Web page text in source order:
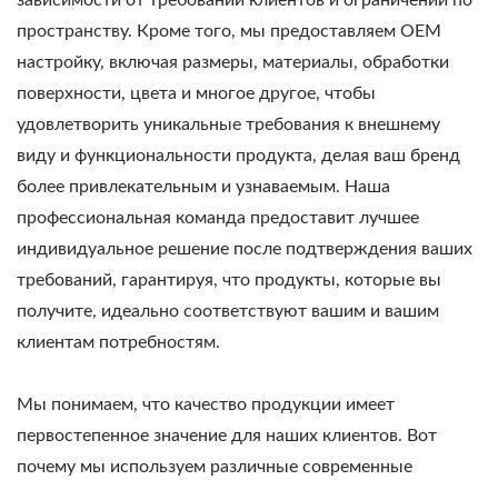
пространству. Кроме того, мы предоставляем OEM
настройку, включая размеры, материалы, обработки
поверхности, цвета и многое другое, чтобы
удовлетворить уникальные требования к внешнему
виду и функциональности продукта, делая ваш бренд
более привлекательным и узнаваемым. Наша
профессиональная команда предоставит лучшее
индивидуальное решение после подтверждения ваших
требований, гарантируя, что продукты, которые вы
получите, идеально соответствуют вашим и вашим
клиентам потребностям.
Мы понимаем, что качество продукции имеет
первостепенное значение для наших клиентов. Вот
почему мы используем различные современные